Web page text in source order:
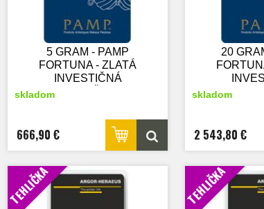
5 GRAM - PAMP
FORTUNA - ZLATÁ
INVESTIČNÁ
skladom
666,90 €
20
skladom
2 543,80 €
TEHLIČKA TEHLIČKA